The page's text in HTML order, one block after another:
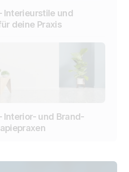
Interieurstile und
deine Praxis
Interior- und Brand-